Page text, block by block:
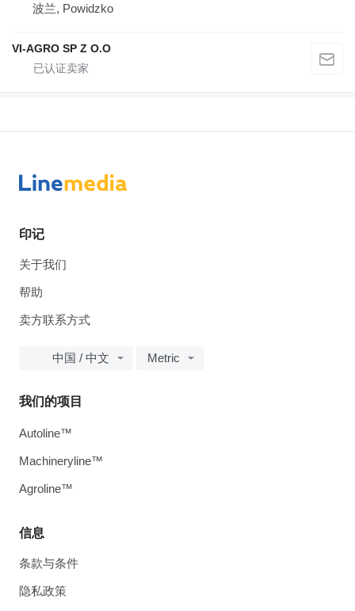
波兰, Powidzko
VI-AGRO SP Z O.O
印记
关于我们
帮助
卖方联系方式
中国 / 中文 Metric
信息
条款与条件
隐私政策
我们的项目
Autoline™
Machineryline™
Agroline™